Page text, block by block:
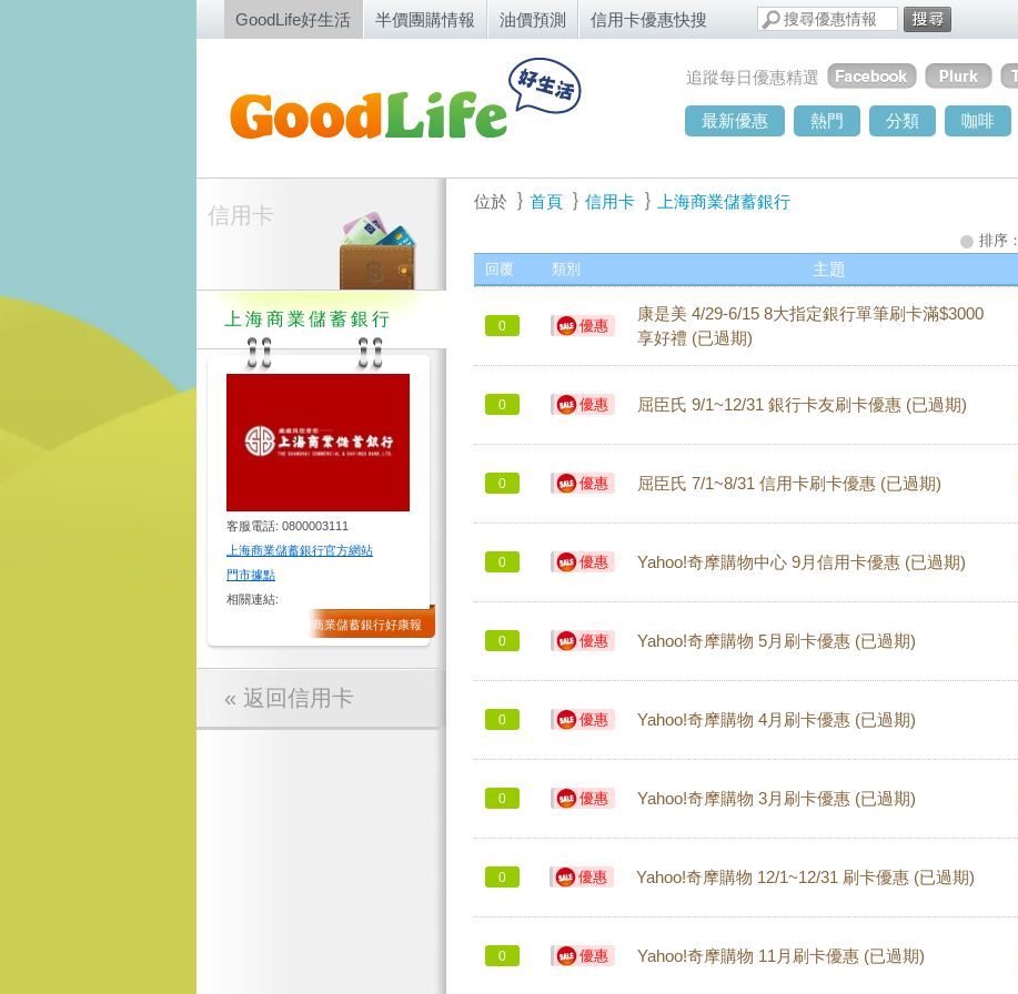
GoodLife好生活 半價團購情報 油價預測 信用卡優惠快搜
追蹤每日優惠精選
最新優惠 熱門 分類 咖啡
信用卡
上海商業儲蓄銀行
客服電話: 0800003111
上海商業儲蓄銀行官方網站
門市據點
相關連結:
訂閱上海商業儲蓄銀行好康報
« 返回信用卡
位於 首頁 信用卡 上海商業儲蓄銀行
排序：
回覆
類別 主題
0 優惠
康是美 4/29-6/15 8大指定銀行單筆刷卡滿$3000
享好禮 (已過期)
0 優惠 屈臣氏 9/1~12/31 銀行卡友刷卡優惠 (已過期)
0 優惠 屈臣氏 7/1~8/31 信用卡刷卡優惠 (已過期)
0 優惠 Yahoo!奇摩購物中心 9月信用卡優惠 (已過期)
0 優惠 Yahoo!奇摩購物 5月刷卡優惠 (已過期)
0 優惠 Yahoo!奇摩購物 4月刷卡優惠 (已過期)
0 優惠 Yahoo!奇摩購物 3月刷卡優惠 (已過期)
0 優惠 Yahoo!奇摩購物 12/1~12/31 刷卡優惠 (已過期)
0 優惠 Yahoo!奇摩購物 11月刷卡優惠 (已過期)